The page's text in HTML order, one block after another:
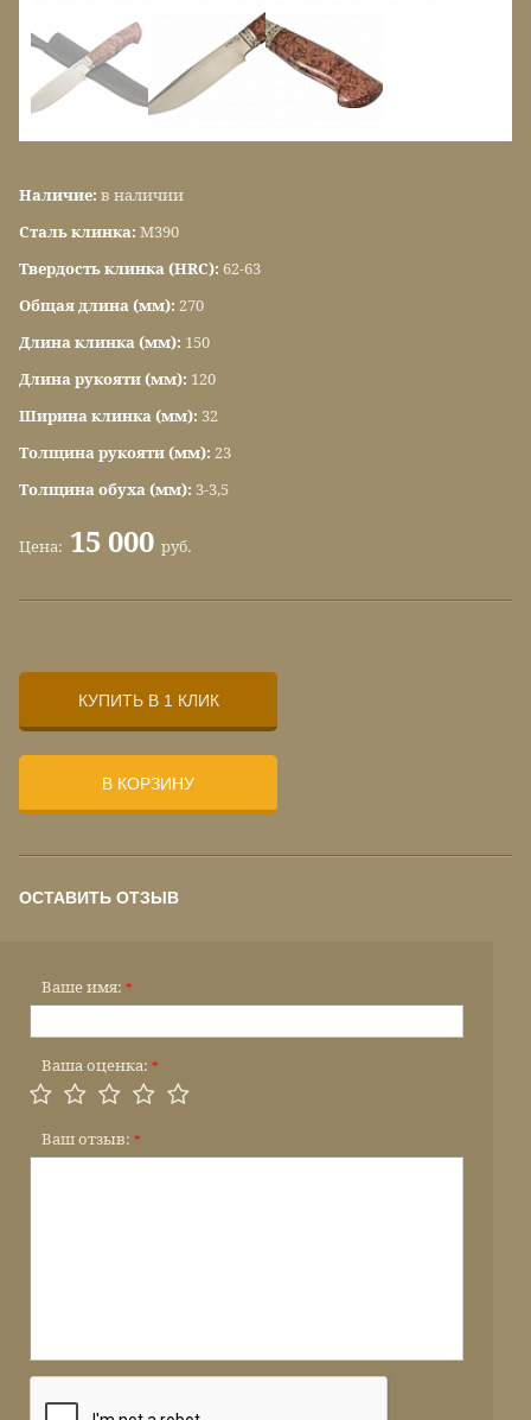
Наличие: в наличии
Сталь клинка: М390
Твердость клинка (HRC): 62-63
Общая длина (мм): 270
Длина клинка (мм): 150
Длина рукояти (мм): 120
Ширина клинка (мм): 32
Толщина рукояти (мм): 23
Толщина обуха (мм): 3-3,5
Цена: 15 000 руб.
КУПИТЬ В 1 КЛИК
В КОРЗИНУ
ОСТАВИТЬ ОТЗЫВ
Ваше имя: *
Ваша оценка: *
Ваш отзыв: *